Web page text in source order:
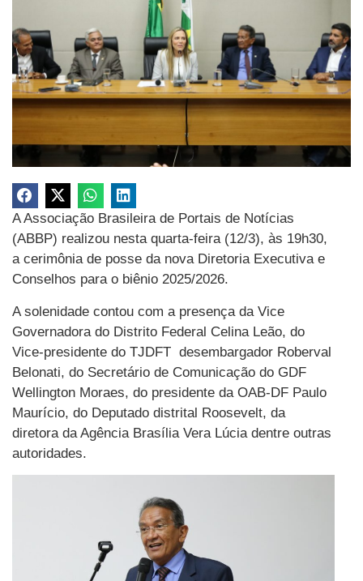
A Associação Brasileira de Portais de Notícias
(ABBP) realizou nesta quarta-feira (12/3), às 19h30,
a cerimônia de posse da nova Diretoria Executiva e
Conselhos para o biênio 2025/2026.
A solenidade contou com a presença da Vice
Governadora do Distrito Federal Celina Leão, do
Vice-presidente do TJDFT desembargador Roberval
Belonati, do Secretário de Comunicação do GDF
Wellington Moraes, do presidente da OAB-DF Paulo
Maurício, do Deputado distrital Roosevelt, da
diretora da Agência Brasília Vera Lúcia dentre outras
autoridades.